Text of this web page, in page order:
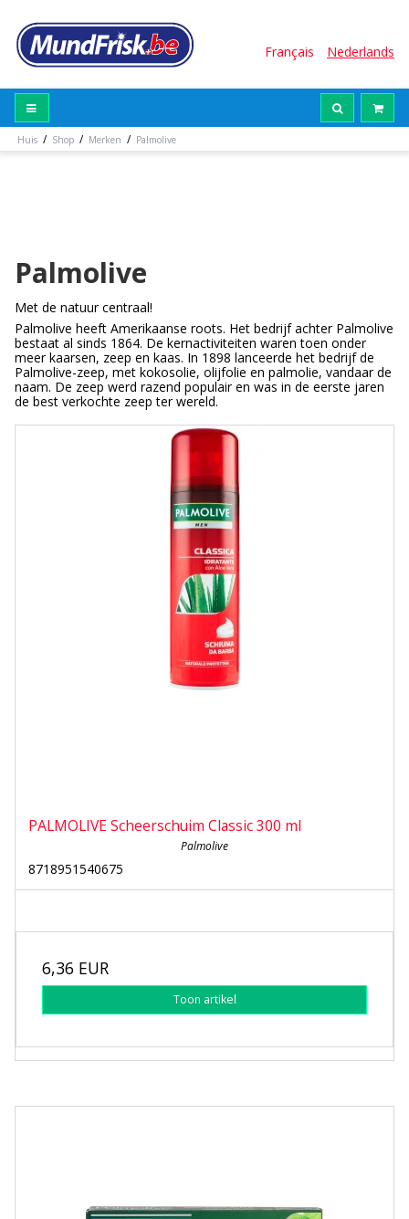
Français Nederlands
Huis / Shop / Merken / Palmolive
Palmolive
Met de natuur centraal!
Palmolive heeft Amerikaanse roots. Het bedrijf achter Palmolive
bestaat al sinds 1864. De kernactiviteiten waren toen onder
meer kaarsen, zeep en kaas. In 1898 lanceerde het bedrijf de
Palmolive-zeep, met kokosolie, olijfolie en palmolie, vandaar de
naam. De zeep werd razend populair en was in de eerste jaren
de best verkochte zeep ter wereld.
PALMOLIVE Scheerschuim Classic 300 ml
Palmolive
8718951540675
6,36 EUR
Toon artikel